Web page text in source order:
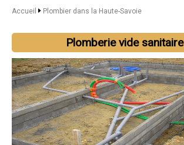
Accueil Plombier dans la Haute-Savoie
Plomberie vide sanitaire